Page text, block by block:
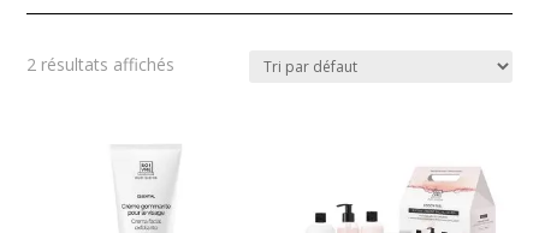
2 résultats affichés